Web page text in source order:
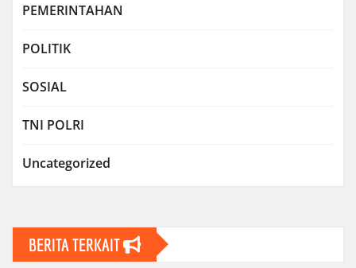
PEMERINTAHAN
POLITIK
SOSIAL
TNI POLRI
Uncategorized
BERITA TERKAIT